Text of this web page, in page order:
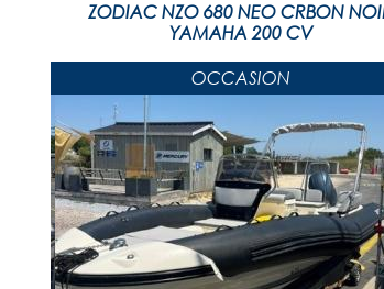
ZODIAC NZO 680 NEO CRBON
YAMAHA 200 CV
OCCASION